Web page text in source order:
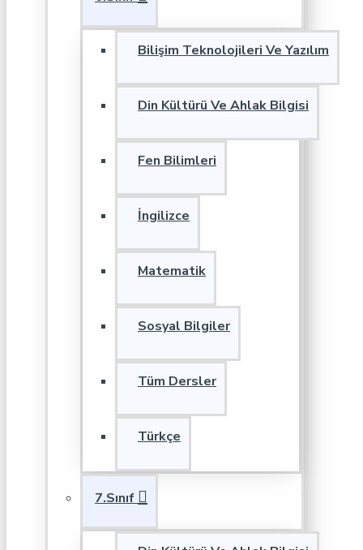
Bilişim Teknolojileri Ve Yazılım
Din Kültürü Ve Ahlak Bilgisi
Fen Bilimleri
İngilizce
Matematik
Sosyal Bilgiler
Tüm Dersler
Türkçe
7.Sınıf